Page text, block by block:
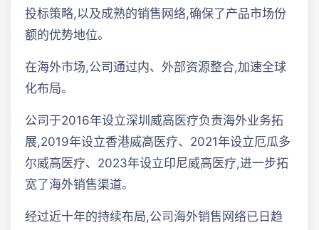
投标策略,以及成熟的销售网络,确保了产品市场份
额的优势地位。
在海外市场,公司通过内、外部资源整合,加速全球
化布局。
公司于2016年设立深圳威高医疗负责海外业务拓
展,2019年设立香港威高医疗、2021年设立厄瓜多
尔威高医疗、2023年设立印尼威高医疗,进一步拓
宽了海外销售渠道。
经过近十年的持续布局,公司海外销售网络已日趋